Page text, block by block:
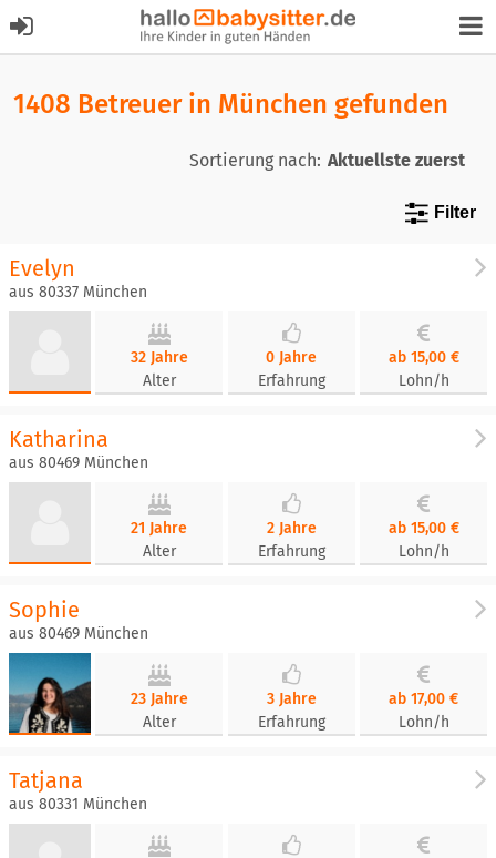
1408 Betreuer in München gefunden
Sortierung nach:
Filter
Evelyn
aus 80337 München
32 Jahre
Alter
0 Jahre
Erfahrung
ab 15,00 €
Lohn/h
Katharina
aus 80469 München
21 Jahre
Alter
2 Jahre
Erfahrung
ab 15,00 €
Lohn/h
Sophie
aus 80469 München
23 Jahre
Alter
3 Jahre
Erfahrung
ab 17,00 €
Lohn/h
Tatjana
aus 80331 München